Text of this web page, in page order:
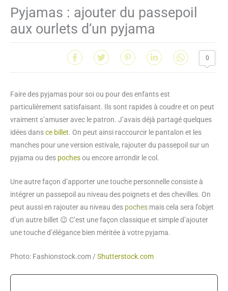
Pyjamas : ajouter du passepoil
aux ourlets d’un pyjama
0
Faire des pyjamas pour soi ou pour des enfants est
particulièrement satisfaisant. Ils sont rapides à coudre et on peut
vraiment s’amuser avec le patron. J’avais déjà partagé quelques
idées dansce billet. On peut ainsi raccourcir le pantalon et les
manches pour une version estivale, rajouter du passepoil sur un
pyjama ou des pochesou encore arrondir le col.
Une autre façon d’apporter une touche personnelle consiste à
intégrer un passepoil au niveau des poignets et des chevilles. On
peut aussi en rajouter au niveau des poches mais cela sera l’objet
d’un autre billet 😉 C’est une façon classique et simple d’ajouter
une touche d’élégance bien méritée à votre pyjama.
Photo: Fashionstock.com / Shutterstock.com